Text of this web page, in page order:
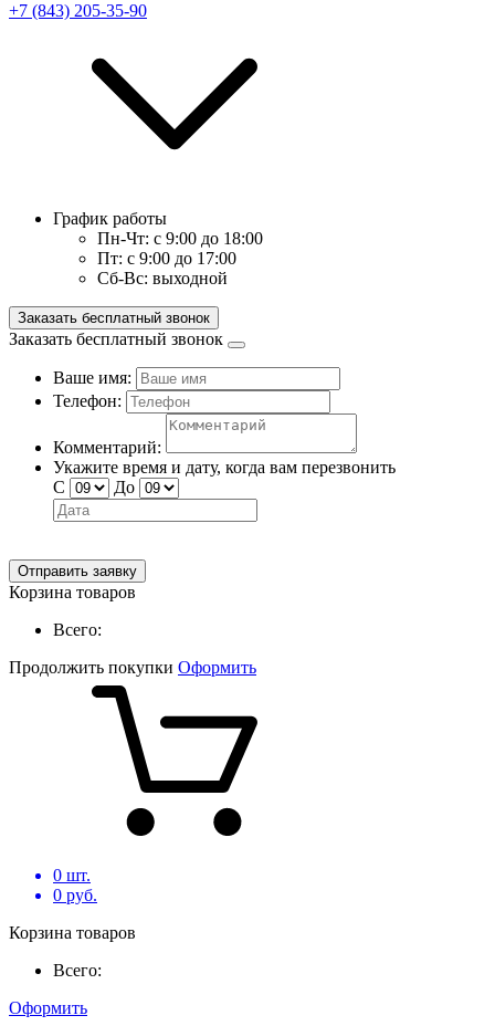
+7 (843) 205-35-90
График работы
Пн-Чт: с 9:00 до 18:00
Пт: с 9:00 до 17:00
Сб-Вс: выходной
Заказать бесплатный звонок
Заказать бесплатный звонок
Ваше имя:
Телефон:
Комментарий:
Укажите время и дату, когда вам перезвонить
С
До
Отправить заявку
Корзина товаров
Всего:
Продолжить покупки Оформить
0 шт.
0 руб.
Корзина товаров
Всего:
Оформить